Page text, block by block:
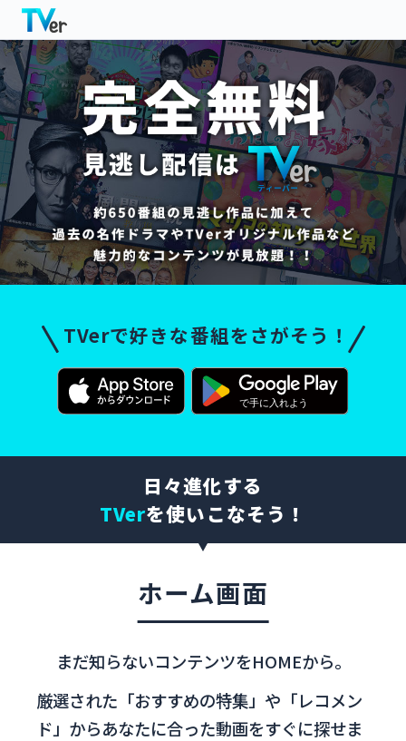
TVerで好きな番組をさがそう！
日々進化する
TVerを使いこなそう！
ホーム画面
まだ知らないコンテンツをHOMEから。
厳選された「おすすめの特集」や「レコメン
ド」からあなたに合った動画をすぐに探せま